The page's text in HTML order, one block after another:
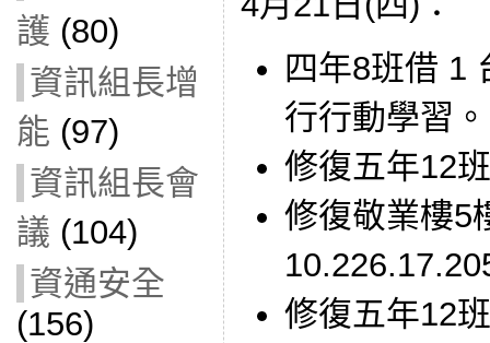
護 (80)
資訊組長增
能 (97)
資訊組長會
議 (104)
資通安全
(156)
四年8班借 1
行行動學習。
修復五年12
修復敬業樓5
修復五年12